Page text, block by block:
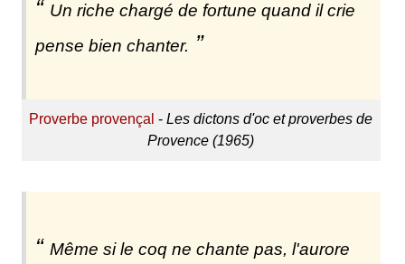
Un riche chargé de fortune quand il crie
pense bien chanter.
Proverbe provençal -Les dictons d'oc et proverbes de
Provence (1965)
Même si le coq ne chante pas, l'aurore